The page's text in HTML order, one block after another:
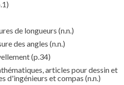
de longueurs (n.n.)
des angles (n.n.)
(p.34)
articles pour dessin et
d'ingénieurs et compas (n.n.)